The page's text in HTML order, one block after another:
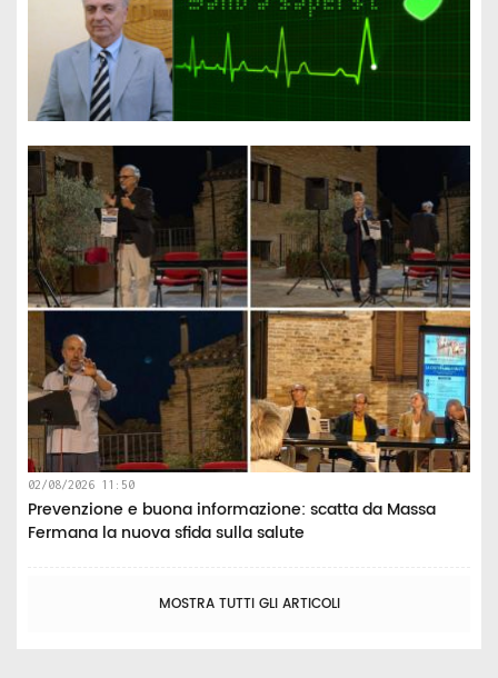
02/08/2026 11:50
Prevenzione e buona informazione: scatta da Massa
Fermana la nuova sfida sulla salute
MOSTRA TUTTI GLI ARTICOLI